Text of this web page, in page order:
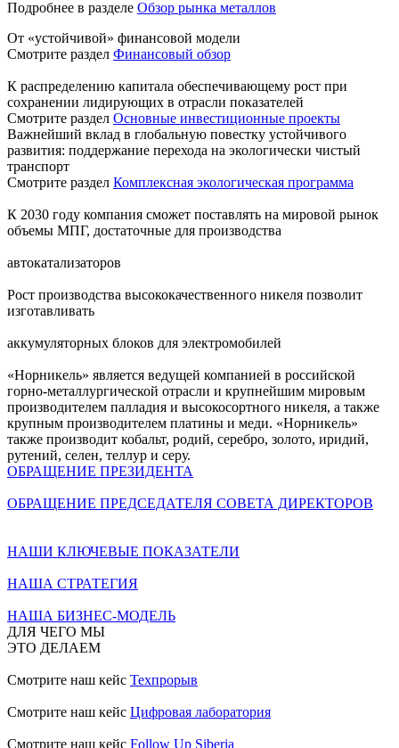
Подробнее в разделе Обзор рынка металлов
От «устойчивой» финансовой модели
Смотрите раздел Финансовый обзор
К распределению капитала обеспечивающему рост при
сохранении лидирующих в отрасли показателей
Смотрите раздел Основные инвестиционные проекты
Важнейший вклад в глобальную повестку устойчивого
развития: поддержание перехода на экологически чистый
транспорт
Смотрите раздел Комплексная экологическая программа
К 2030 году компания сможет поставлять на мировой рынок
объемы МПГ, достаточные для производства
автокатализаторов
Рост производства высококачественного никеля позволит
изготавливать
аккумуляторных блоков для электромобилей
«Норникель» является ведущей компанией в российской
горно-металлургической отрасли и крупнейшим мировым
производителем палладия и высокосортного никеля, а также
крупным производителем платины и меди. «Норникель»
также производит кобальт, родий, серебро, золото, иридий,
рутений, селен, теллур и серу.
ОБРАЩЕНИЕ ПРЕЗИДЕНТА
ОБРАЩЕНИЕ ПРЕДСЕДАТЕЛЯ СОВЕТА ДИРЕКТОРОВ
НАШИ КЛЮЧЕВЫЕ ПОКАЗАТЕЛИ
НАША СТРАТЕГИЯ
НАША БИЗНЕС-МОДЕЛЬ
ДЛЯ ЧЕГО МЫ
ЭТО ДЕЛАЕМ
Смотрите наш кейс Техпрорыв
Смотрите наш кейс Цифровая лаборатория
Смотрите наш кейс Follow Up Siberia